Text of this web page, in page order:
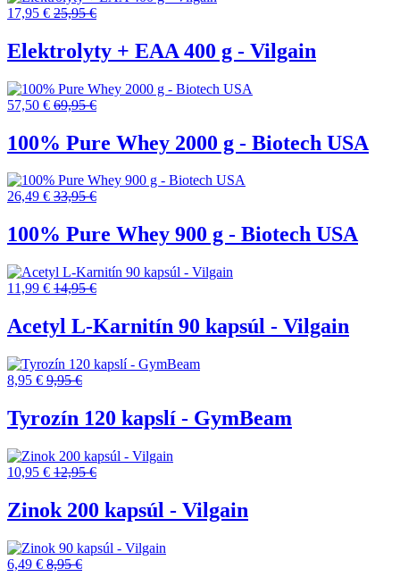
17,95 € 25,95 €
Elektrolyty + EAA 400 g - Vilgain
57,50 € 69,95 €
100% Pure Whey 2000 g - Biotech USA
26,49 € 33,95 €
100% Pure Whey 900 g - Biotech USA
11,99 € 14,95 €
Acetyl L-Karnitín 90 kapsúl - Vilgain
8,95 € 9,95 €
Tyrozín 120 kapslí - GymBeam
10,95 € 12,95 €
Zinok 200 kapsúl - Vilgain
6,49 € 8,95 €